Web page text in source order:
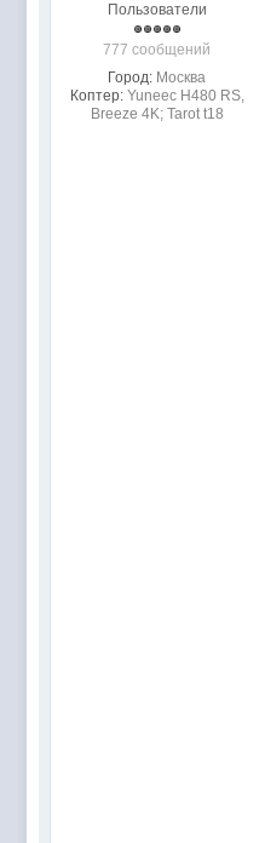
Пользователи
777 сообщений
Город: Москва
Коптер: Yuneec H480 RS,
Breeze 4K; Tarot t18